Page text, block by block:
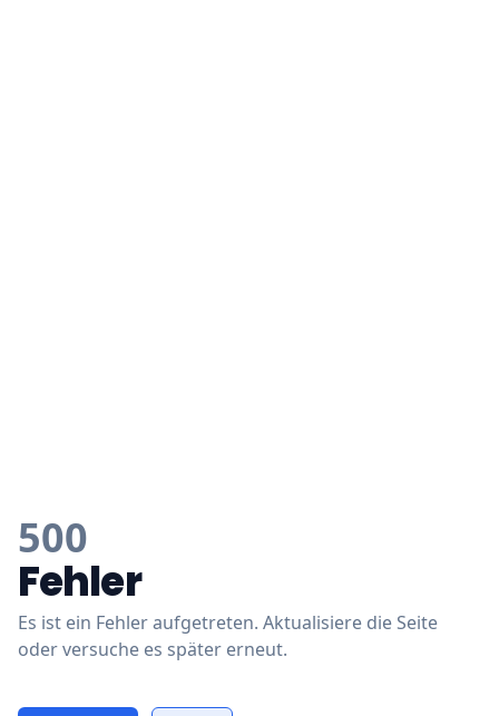
500
Fehler
Es ist ein Fehler aufgetreten. Aktualisiere die Seite
oder versuche es später erneut.